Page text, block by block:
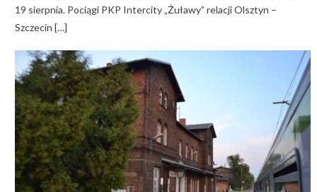
19 sierpnia. Pociągi PKP Intercity „Żuławy” relacji Olsztyn –
Szczecin […]